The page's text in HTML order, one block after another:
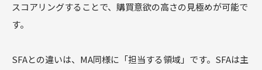
スコアリングすることで、購買意欲の高さの見極めが可能で
す。
SFAとの違いは、MA同様に「担当する領域」です。SFAは主